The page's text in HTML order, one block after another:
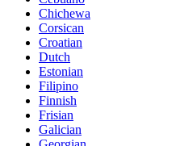
Chichewa
Corsican
Croatian
Dutch
Estonian
Filipino
Finnish
Frisian
Galician